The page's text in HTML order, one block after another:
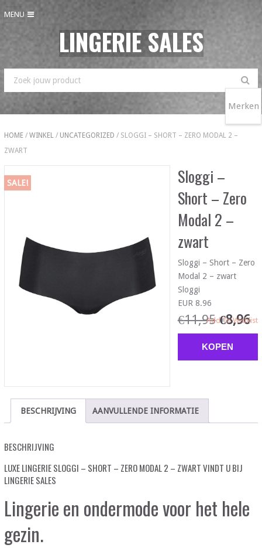
MENU
LINGERIE SALES
HOME/ WINKEL/ UNCATEGORIZED / SLOGGI – SHORT – ZERO MODAL 2 –
ZWART
SALE!
Sloggi –
Short – Zero
Modal 2 –
zwart
Sloggi – Short – Zero
Modal 2 – zwart
Sloggi
EUR 8.96
€11,95 €8,96
KOPEN
Add To Wishlist
BESCHRIJVING AANVULLENDE INFORMATIE
BESCHRIJVING
LUXE LINGERIE SLOGGI – SHORT – ZERO MODAL 2 – ZWART VINDT U BIJ
LINGERIE SALES
Lingerie en ondermode voor het hele
gezin.
Merken